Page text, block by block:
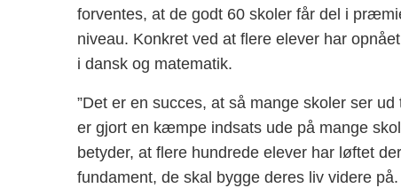
forventes, at de godt 60 skoler får del i
niveau. Konkret ved at flere elever har
i dansk og matematik.
”Det er en succes, at så mange skoler ser
er gjort en kæmpe indsats ude på mange
betyder, at flere hundrede elever har løftet
fundament, de skal bygge deres liv videre